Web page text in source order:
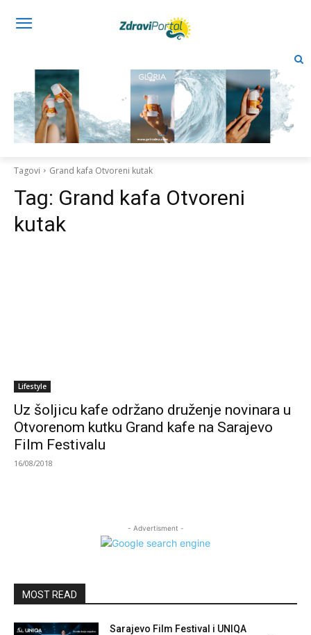
Tagovi Grand kafa Otvoreni kutak
Tag: Grand kafa Otvoreni
kutak
Lifestyle
Uz šoljicu kafe održano druženje novinara u
Otvorenom kutku Grand kafe na Sarajevo
Film Festivalu
16/08/2018
- Advertisment -
MOST READ
Sarajevo Film Festival i UNIQA